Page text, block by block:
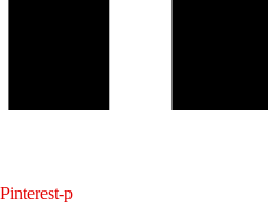
Pinterest-p